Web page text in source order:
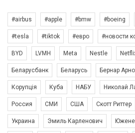
#airbus #apple #bmw #boeing
#tesla #tiktok #евро #новости
BYD LVMH Meta Nestle
Беларусбанк Беларусь Бернар Арно
Корупція Куба НАБУ Николай
Россия СМИ США Скотт Риттер
Украина Эмиль Карленович